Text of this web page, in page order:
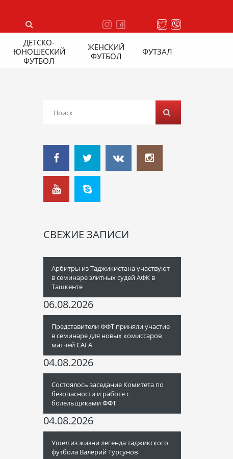
ДЕТСКО-
ЮНОШЕСКИЙ
ФУТБОЛ
ЖЕНСКИЙ
ФУТБОЛ
ФУТЗАЛ
СВЕЖИЕ ЗАПИСИ
Арбитры из Таджикистана участвуют
в семинаре элитных судей АФК в
Ташкенте
06.08.2026
Представители ФФТ приняли участие
в семинаре для новых комиссаров
матчей CAFA
04.08.2026
Состоялось заседание Комитета по
безопасности и работе с
болельщиками ФФТ
04.08.2026
Ушел из жизни легенда таджикского
футбола Валерий Турсунов